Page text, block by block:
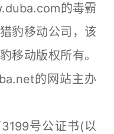
的毒霸
豹移动公司，该
移动版权所有。
的网站主办
号公证书(以